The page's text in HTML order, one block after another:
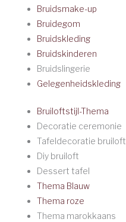
Bruidsmake-up
Bruidegom
Bruidskleding
Bruidskinderen
Bruidslingerie
Gelegenheidskleding
Bruiloftstijl-Thema
Decoratie ceremonie
Tafeldecoratie bruiloft
Diy bruiloft
Dessert tafel
Thema Blauw
Thema roze
Thema marokkaans